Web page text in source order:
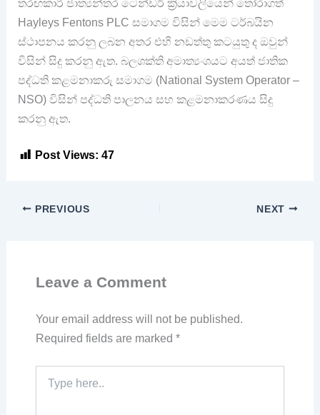
තරඟකාරී ජාත්‍යන්තර ටෙන්ඩර් ක්‍රියාවලියෙන් තෝරාගත්
Hayleys Fentons PLC සමාගම විසින් මෙම ටර්බයින
ස්ථාපනය කරනු ලබන අතර එහි නඩත්තු කටයුතු ද ඔවුන්
විසින් සිදු කරනු ඇත. බලශක්ති අමාත්‍යංශයට අයත් ජාතික
පද්ධති කළමනාකරු සමාගම (National System Operator –
NSO) විසින් පද්ධති පාලනය සහ කළමනාකරණය සිදු
කරනු ඇත.
Post Views: 47
PREVIOUS NEXT
Leave a Comment
Your email address will not be published.
Required fields are marked *
here..